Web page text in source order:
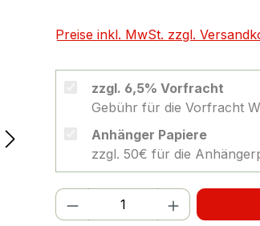
Preise inkl. MwSt. zzgl.
zzgl. 6,5% Vorfracht
Gebühr für die Vorfracht
Anhänger Papiere
zzgl. 50€ für die
Produkt Anzahl: Gib